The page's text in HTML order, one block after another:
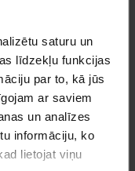
saturu un
līdzekļu funkcijas
par to, kā jūs
ar saviem
un analīzes
informāciju, ko
lietojat viņu
nosūkšanas
perforatoram
GDE 18V-16